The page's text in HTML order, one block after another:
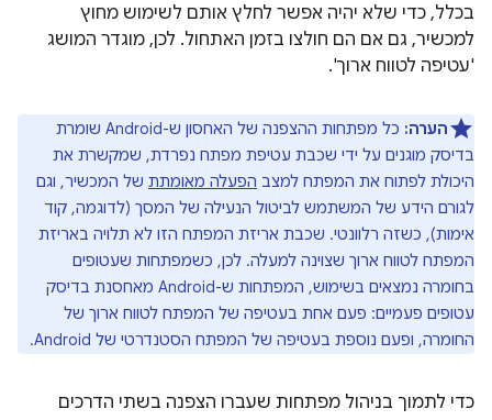
בכלל, כדי שלא יהיה אפשר לחלץ אותם לשימוש מחוץ
למכשיר, גם אם הם חולצו בזמן האתחול. לכן, מוגדר המושג
'עטיפה לטווח ארוך'.
הערה:
כל מפתחות ההצפנה של האחסון ש-Android שומרת
בדיסק מוגנים על ידי שכבת עטיפת מפתח נפרדת, שמקשרת את
היכולת לפתוח את המפתח למצב הפעלה מאומתת של המכשיר, וגם
לגורם הידע של המשתמש לביטול הנעילה של המסך (לדוגמה, קוד
אימות), כשזה רלוונטי. שכבת אריזת המפתח הזו לא תלויה באריזת
המפתח לטווח ארוך שצוינה למעלה. לכן, כשמפתחות שעטופים
בחומרה נמצאים בשימוש, המפתחות ש-Android מאחסנת בדיסק
עטופים פעמיים: פעם אחת בעטיפה של המפתח לטווח ארוך של
החומרה, ופעם נוספת בעטיפה של המפתח הסטנדרטי של Android.
כדי לתמוך בניהול מפתחות שעברו הצפנה בשתי הדרכים